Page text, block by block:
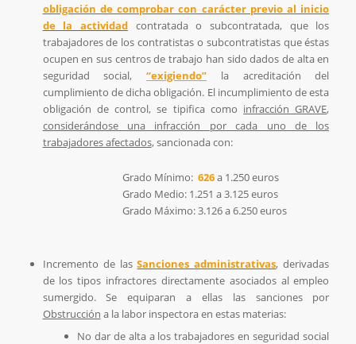
obligación de comprobar con carácter previo al inicio
de la actividadcontratada o subcontratada, que los
trabajadores de los contratistas o subcontratistas que éstas
ocupen en sus centros de trabajo han sido dados de alta en
seguridad social,“exigiendo” la acreditación del
cumplimiento de dicha obligación. El incumplimiento de esta
obligación de control, se tipifica como infracción GRAVE,
considerándose una infracción por cada uno de los
trabajadores afectados, sancionada con:
Grado Mínimo: 626a 1.250 euros
Grado Medio: 1.251 a 3.125 euros
Grado Máximo: 3.126 a 6.250 euros
Incremento de lasSanciones administrativas, derivadas
de los tipos infractores directamente asociados al empleo
sumergido. Se equiparan a ellas las sanciones por
Obstrucción a la labor inspectora en estas materias:
No dar de alta a los trabajadores en seguridad social